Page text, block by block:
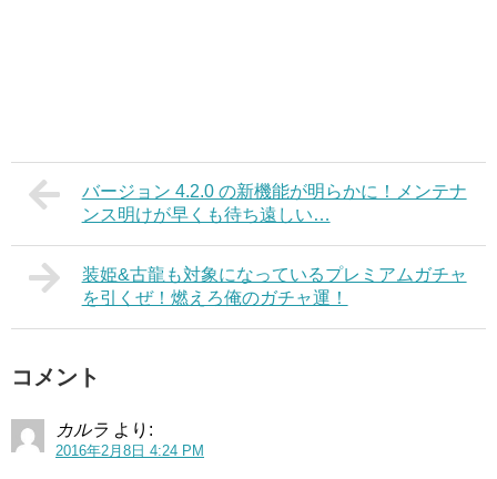
バージョン 4.2.0 の新機能が明らかに！メンテナ
ンス明けが早くも待ち遠しい…
装姫&古龍も対象になっているプレミアムガチャ
を引くぜ！燃えろ俺のガチャ運！
コメント
カルラ より:
2016年2月8日 4:24 PM